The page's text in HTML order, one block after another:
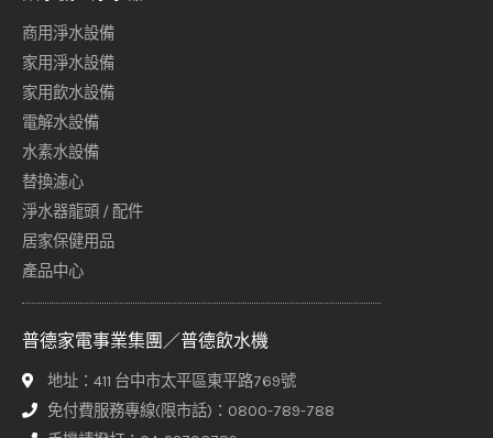
商用淨水設備
家用淨水設備
家用飲水設備
電解水設備
水素水設備
替換濾心
淨水器龍頭 / 配件
居家保健用品
產品中心
普德家電事業集團／普德飲水機
地址：411 台中市太平區東平路769號
免付費服務專線(限市話)：0800-789-788